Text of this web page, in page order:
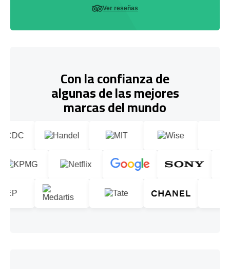
Ver reseñas
Con la confianza de
algunas de las mejores
marcas del mundo